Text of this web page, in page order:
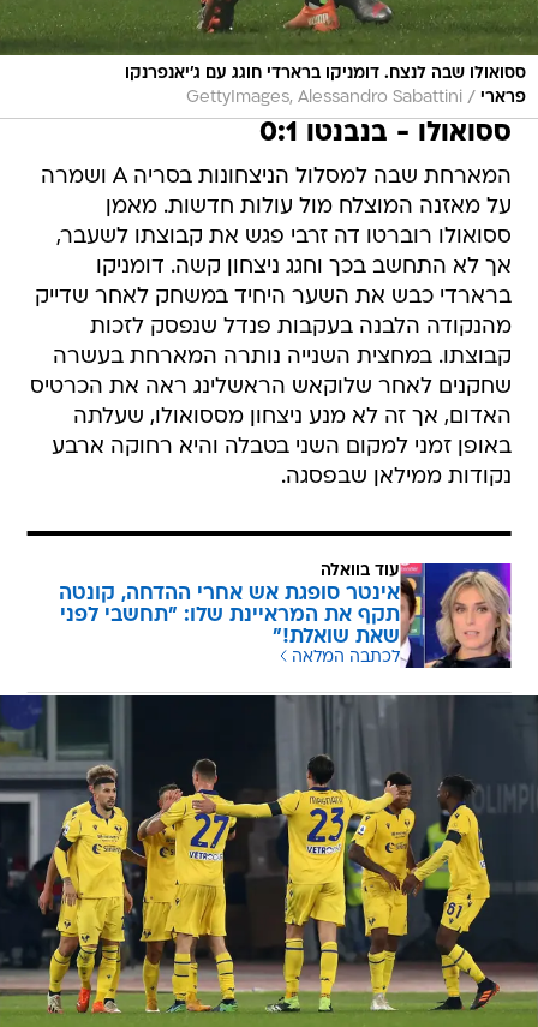
ססואולו שבה לנצח. דומניקו ברארדי חוגג עם ג'יאנפרנקו
פרארי /
GettyImages, Alessandro Sabattini
ססואולו - בנבנטו 0:1
המארחת שבה למסלול הניצחונות בסריה A ושמרה
על מאזנה המוצלח מול עולות חדשות. מאמן
ססואולו רוברטו דה זרבי פגש את קבוצתו לשעבר,
אך לא התחשב בכך וחגג ניצחון קשה. דומניקו
ברארדי כבש את השער היחיד במשחק לאחר שדייק
מהנקודה הלבנה בעקבות פנדל שנפסק לזכות
קבוצתו. במחצית השנייה נותרה המארחת בעשרה
שחקנים לאחר שלוקאש הראשלינג ראה את הכרטיס
האדום, אך זה לא מנע ניצחון מססואולו, שעלתה
באופן זמני למקום השני בטבלה והיא רחוקה ארבע
נקודות ממילאן שבפסגה.
עוד בוואלה
אינטר סופגת אש אחרי ההדחה, קונטה
תקף את המראיינת שלו: "תחשבי לפני
שאת שואלת!"
לכתבה המלאה